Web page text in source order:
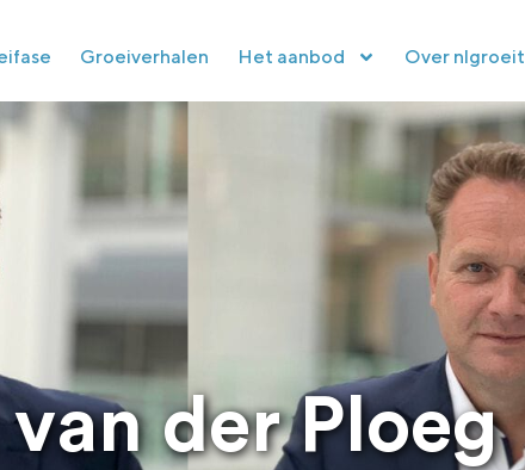
Groeiverhalen Het aanbod Over nlgroeit
der Ploeg